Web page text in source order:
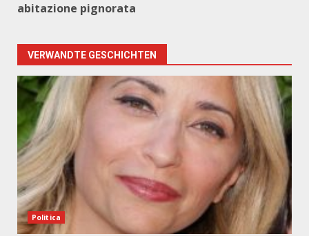
abitazione pignorata
VERWANDTE GESCHICHTEN
Politica